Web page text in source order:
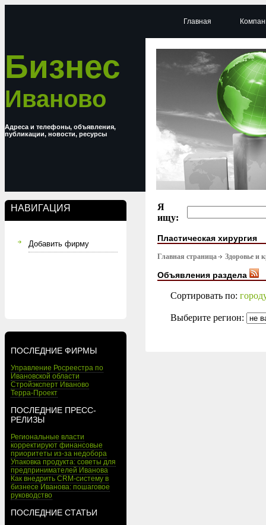
Бизнес
Иваново
Адреса и телефоны, объявления,
публикации, новости, ресурсы
НАВИГАЦИЯ
Добавить фирму
ПОСЛЕДНИЕ ФИРМЫ
Управление Росреестра по
Ивановской области
Стройэксперт Иваново
Терра-Проект
ПОСЛЕДНИЕ ПРЕСС-
РЕЛИЗЫ
Региональные власти
корректируют финансовые
приоритеты из-за недобора
Упаковка продукта: советы для
предпринимателей Иванова
Как внедрить CRM-систему в
бизнесе Иванова: пошаговое
руководство
ПОСЛЕДНИЕ СТАТЬИ
Главная
Я
ищу:
Пластическая хирургия
Главная страница Здоровье и
Объявления раздела
Сортировать по:
Выберите регион: